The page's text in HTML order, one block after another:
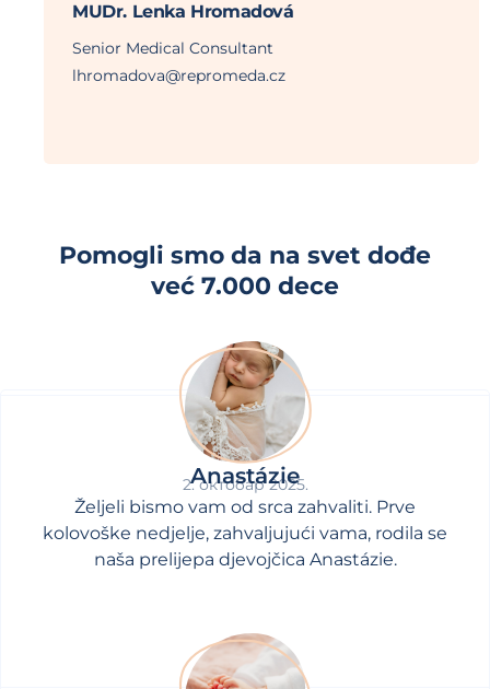
MUDr. Lenka Hromadová
Senior Medical Consultant
lhromadova@repromeda.cz
Pomogli smo da na svet dođe
već 7.000 dece
Anastázie
2. октобар 2025.
Željeli bismo vam od srca zahvaliti. Prve
kolovoške nedjelje, zahvaljujući vama, rodila se
naša prelijepa djevojčica Anastázie.